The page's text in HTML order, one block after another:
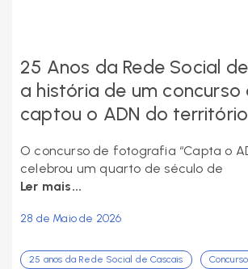
25 Anos da Rede Social
a história de um concurso
captou o ADN do território
O concurso de fotografia “Capta o
celebrou um quarto de século de
Ler mais...
28 de Maio de 2026
25 anos da Rede Social de Cascais